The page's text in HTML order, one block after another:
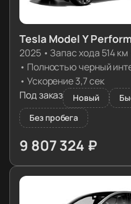
Tesla Model Y
2025• Запас хода 514 км
• Полностью черный
• Ускорение 3,7 сек
Под заказ
Новый
Без пробега
9 807 324 ₽
≈ 99 283€